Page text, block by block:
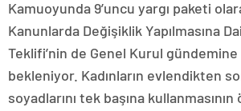
Kamuoyunda 9’uncu yargı paketi
Kanunlarda Değişiklik Yapılmasına
Teklifi’nin de Genel Kurul
bekleniyor. Kadınların evlendikten
soyadlarını tek başına